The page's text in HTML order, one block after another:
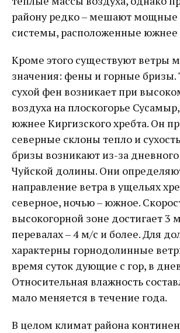
району редко – мешают мощные
системы, расположенные южнее
Кроме этого существуют ветры
значения: фены и горные
сухой фен возникает при
воздуха на плоскогорье
южнее Киргизского хребта. Он
северные склоны тепло и
бризы возникают из-за дневного
Чуйской долины. Они
направление ветра в ущельях
северное, ночью – южное.
высокогорной зоне достигает 3
перевалах – 4 м/с и более. Для
характерны горнодолинные
время суток дующие с гор, в
Относительная влажность
мало меняется в течение года.
В целом климат района